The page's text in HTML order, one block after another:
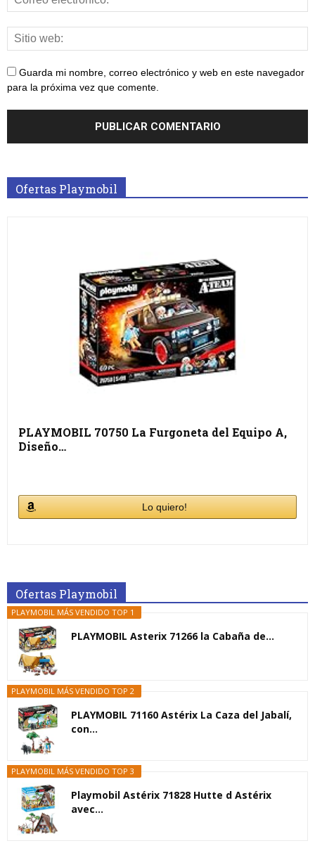
Guarda mi nombre, correo electrónico y web en este navegador
para la próxima vez que comente.
Ofertas Playmobil
PLAYMOBIL 70750 La Furgoneta del Equipo A,
Diseño…
Lo quiero!
Ofertas Playmobil
PLAYMOBIL MÁS VENDIDO TOP 1
PLAYMOBIL Asterix 71266 la Cabaña de...
PLAYMOBIL MÁS VENDIDO TOP 2
PLAYMOBIL 71160 Astérix La Caza del Jabalí,
con...
PLAYMOBIL MÁS VENDIDO TOP 3
Playmobil Astérix 71828 Hutte d Astérix
avec...